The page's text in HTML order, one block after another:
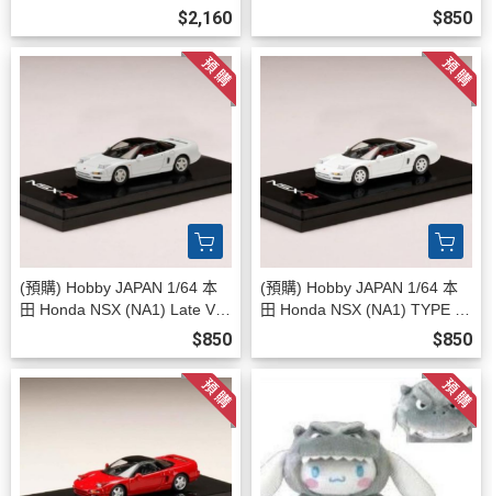
$2,160
ZERO IMORA ORANGE PEA
RL HJ648006SP 20260811
$850
(預購) Hobby JAPAN 1/64 本
田 Honda NSX (NA1) Late Ver
sion 1994 CHAMPIONSHIP W
HITE HJ647006BW 20260811
$850
(預購) Hobby JAPAN 1/64 本
田 Honda NSX (NA1) TYPE R
(NA1) 1992 CHAMPIONSHIP
WHITE HJ647006AW 202608
$850